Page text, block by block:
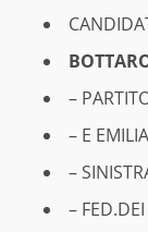
–
– E
–
–